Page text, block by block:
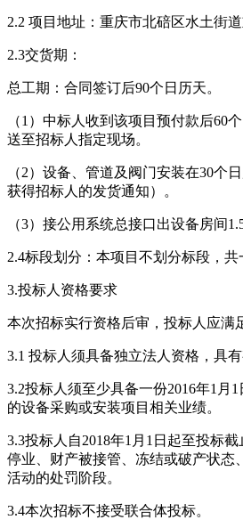
2.2 项目地址：重庆市北碚区水土街道
2.3交货期：
总工期：合同签订后90个日历天。
（1）中标人收到该项目预付款后60
送至招标人指定现场。
（2）设备、管道及阀门安装在30个
获得招标人的发货通知）。
（3）接公用系统总接口出设备房间
2.4标段划分：本项目不划分标段，共
3.投标人资格要求
本次招标实行资格后审，投标人应满
3.1 投标人须具备独立法人资格，具有
3.2投标人须至少具备一份2016年1月
的设备采购或安装项目相关业绩。
3.3投标人自2018年1月1日起至投标
停业、财产被接管、冻结或破产状态
活动的处罚阶段。
3.4本次招标不接受联合体投标。